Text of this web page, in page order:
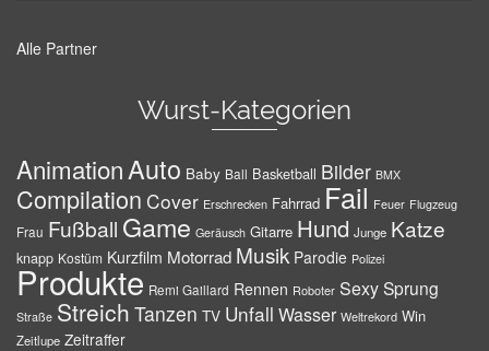
Alle Partner
Wurst-Kategorien
AnimationAuto Baby Ball Basketball Bilder BMX
Compilation Cover Erschrecken Fahrrad Fail Feuer Flugzeug
Frau Fußball Game Geräusch Gitarre Hund Junge Katze
knapp Kostüm Kurzfilm Motorrad Musik Parodie Polizei
Produkte Remi Gaillard Rennen Roboter SexySprung
Straße Streich Tanzen TV Unfall Wasser Weltrekord Win
Zeitlupe Zeitraffer